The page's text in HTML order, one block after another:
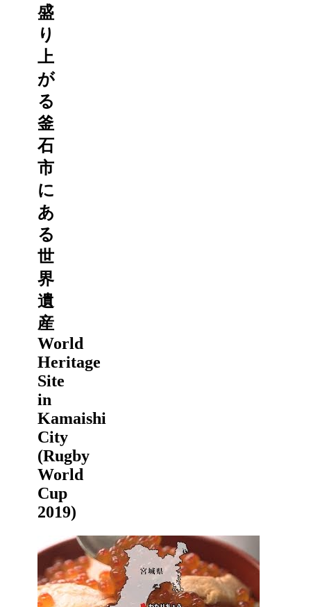
盛
り
上
が
る
釜
石
市
に
あ
る
世
界
遺
産
World
Heritage
Site
in
Kamaishi
City
(Rugby
World
Cup
2019)